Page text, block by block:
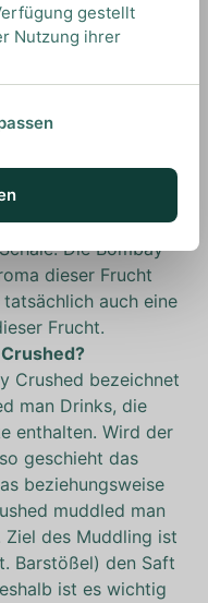
und Kumquats ins
beide Drinks
könnte man
geben die
fruchtige Note
ursprünglich
den Zitrusfrüchten
Zitrusfrüchten, isst
Die Bombay
dieser Frucht
auch eine
Frucht.
Crushed bezeichnet
man Drinks, die
enthalten. Wird der
geschieht das
beziehungsweise
muddled man
des Muddling ist
Barstößel) den Saft
ist es wichtig
gestellt
Nutzung ihrer